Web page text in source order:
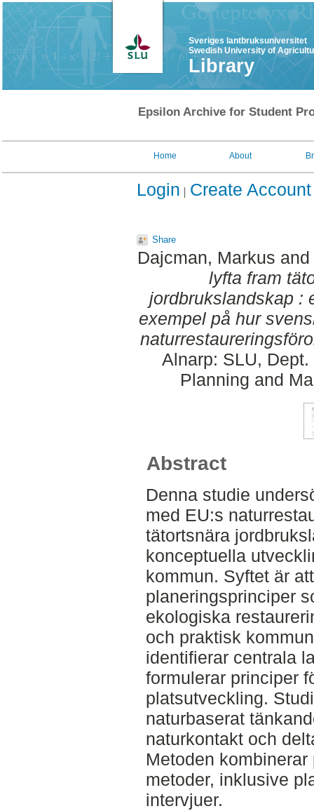
Sveriges lantbruksuniversitet
Swedish University of
Library
Epsilon Archive for Student
Home About
Login Create Account
Share
Dajcman, Markus and
lyfta fram
jordbrukslandskap :
exempel på hur
Alnarp: SLU,
Planning and
Abstract
Denna studie
med EU:s
tätortsnära
konceptuella
kommun. Syftet är
planeringsprinciper
ekologiska
och praktisk
identifierar centrala
formulerar principer
platsutveckling.
naturbaserat
naturkontakt och
Metoden
metoder, inklusive
intervjuer.